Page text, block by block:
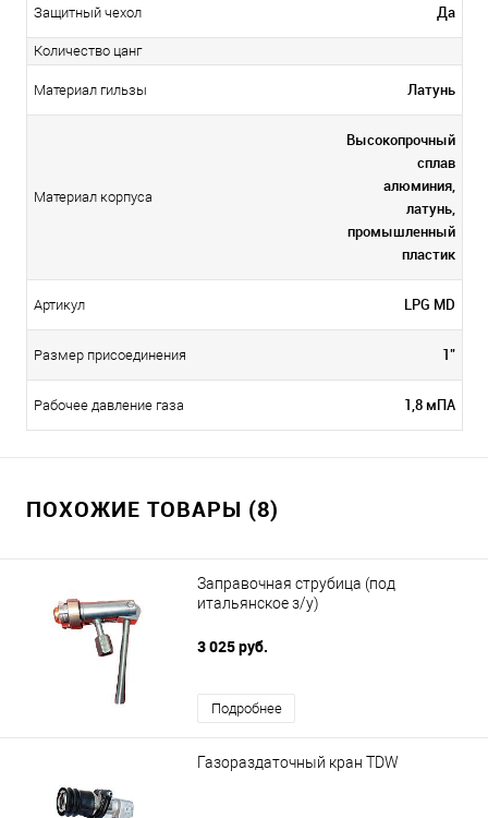
Защитный чехол Да
Количество цанг
Материал гильзы Латунь
Материал корпуса
Высокопрочный
сплав
алюминия,
латунь,
промышленный
пластик
Артикул LPG MD
Размер присоединения 1"
Рабочее давление газа 1,8 мПА
ПОХОЖИЕ ТОВАРЫ (8)
Заправочная струбица (под
итальянское з/у)
3 025 руб.
Подробнее
Газораздаточный кран TDW